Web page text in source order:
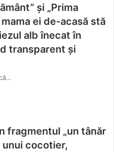
şi „Prima
ei de-acasă stă
alb înecat în
transparent şi
fragmentul „un tânăr
cocotier,